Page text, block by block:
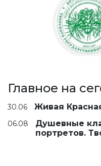
Главное на
30.06 Живая
06.08
Душевные
портретов.